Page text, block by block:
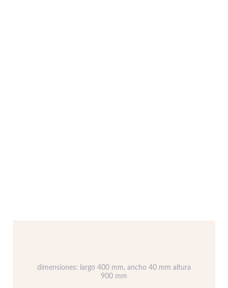
dimensiones: largo 400 mm, ancho 40 mm altura
900 mm